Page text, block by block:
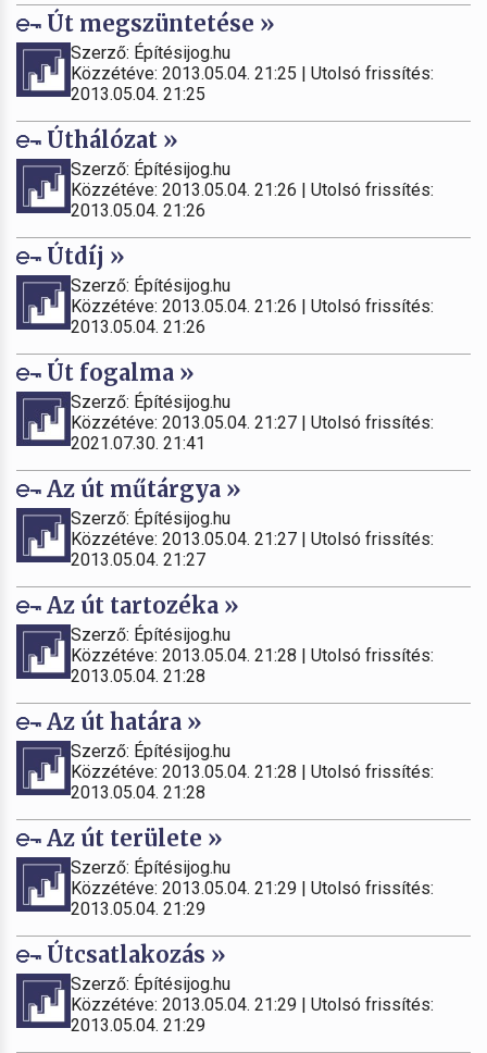
Út megszüntetése »
Szerző: Építésijog.hu
Közzétéve: 2013.05.04. 21:25 | Utolsó frissítés:
2013.05.04. 21:25
Úthálózat »
Szerző: Építésijog.hu
Közzétéve: 2013.05.04. 21:26 | Utolsó frissítés:
2013.05.04. 21:26
Útdíj »
Szerző: Építésijog.hu
Közzétéve: 2013.05.04. 21:26 | Utolsó frissítés:
2013.05.04. 21:26
Út fogalma »
Szerző: Építésijog.hu
Közzétéve: 2013.05.04. 21:27 | Utolsó frissítés:
2021.07.30. 21:41
Az út műtárgya »
Szerző: Építésijog.hu
Közzétéve: 2013.05.04. 21:27 | Utolsó frissítés:
2013.05.04. 21:27
Az út tartozéka »
Szerző: Építésijog.hu
Közzétéve: 2013.05.04. 21:28 | Utolsó frissítés:
2013.05.04. 21:28
Az út határa »
Szerző: Építésijog.hu
Közzétéve: 2013.05.04. 21:28 | Utolsó frissítés:
2013.05.04. 21:28
Az út területe »
Szerző: Építésijog.hu
Közzétéve: 2013.05.04. 21:29 | Utolsó frissítés:
2013.05.04. 21:29
Útcsatlakozás »
Szerző: Építésijog.hu
Közzétéve: 2013.05.04. 21:29 | Utolsó frissítés:
2013.05.04. 21:29